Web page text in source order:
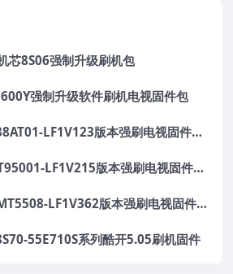
芯8S06强制升级刷机包
强制升级软件刷机电视固件包
TCL电视V8-S38AT01-LF1V123版本强刷电视固件包下载
TCL电视V8-RT95001-LF1V215版本强刷电视固件包下载
TCL电视V8-0MT5508-LF1V362版本强刷电视固件包下载
55E710S系列酷开5.05刷机固件